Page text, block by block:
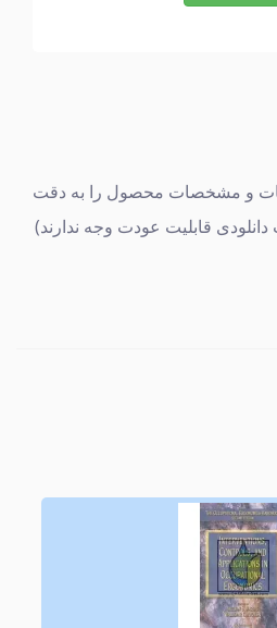
و مشخصات محصول را به دقت
قابلیت عودت وجه ندارند)